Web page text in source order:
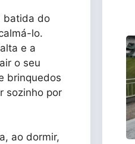
batida do
lo.
e a
o seu
brinquedos
sozinho por
ao dormir,